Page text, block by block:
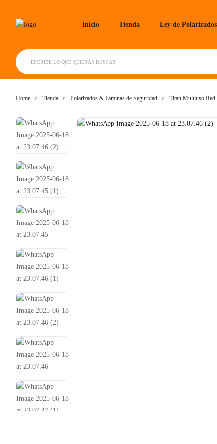
Inicio Tienda Ley de Polarizados
ESCRIBE LO QUE QUIERAS BUSCAR
Home Tienda Polarizados & Laminas de Seguridad Titan Multiuso Red